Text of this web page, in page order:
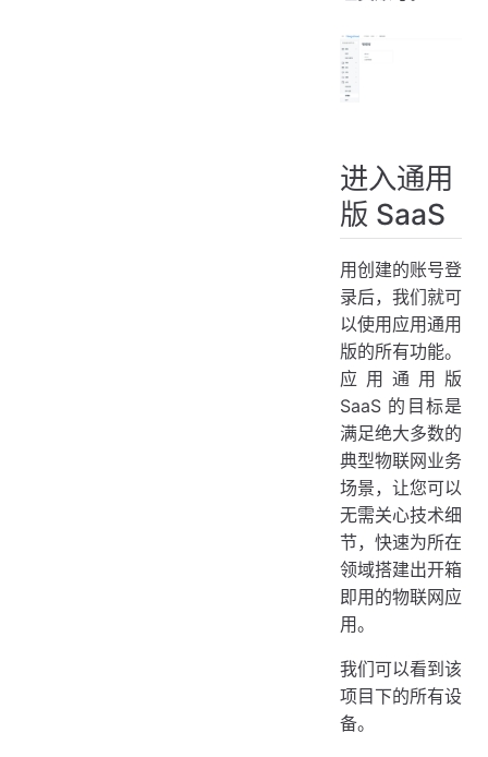
进入通用
版 SaaS
用创建的账号登
录后，我们就可
以使用应用通用
版的所有功能。
应用通用版
SaaS 的目标是
满足绝大多数的
典型物联网业务
场景，让您可以
无需关心技术细
节，快速为所在
领域搭建出开箱
即用的物联网应
用。
我们可以看到该
项目下的所有设
备。